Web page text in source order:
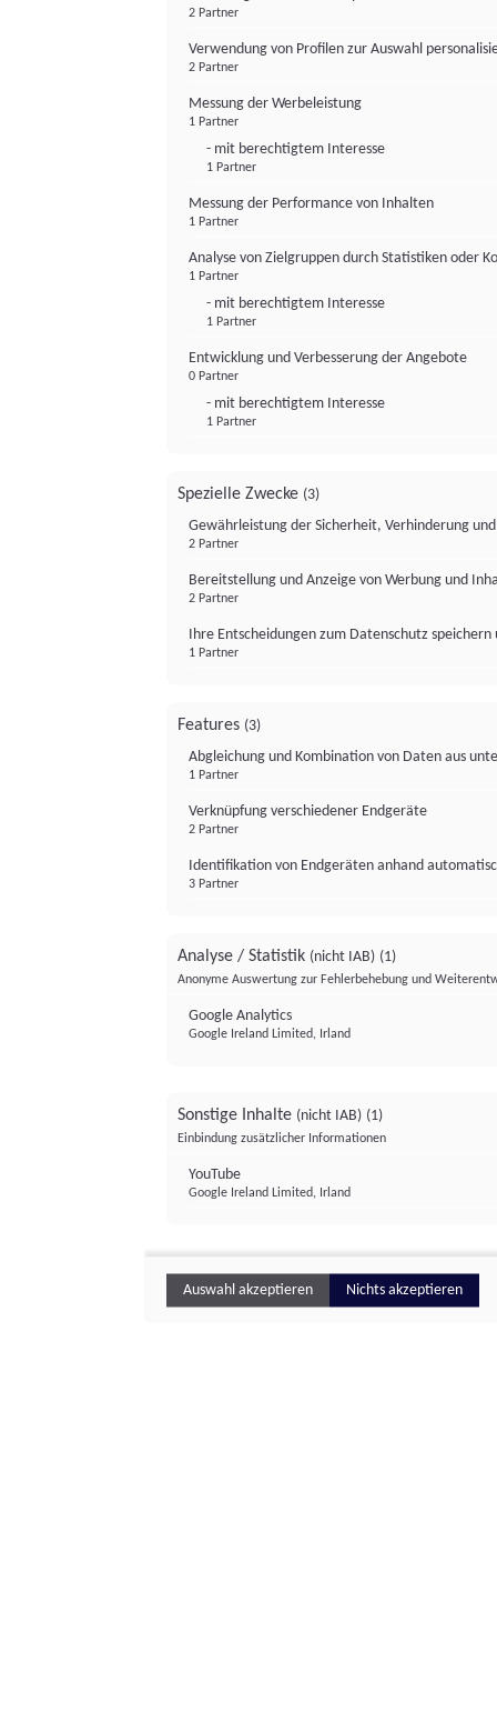
2 Partner
Verwendung von Profilen zur Auswahl
2 Partner
Messung der Werbeleistung
1 Partner
- mit berechtigtem Interesse
1 Partner
Messung der Performance von Inhalten
1 Partner
Analyse von Zielgruppen durch Statistiken oder
1 Partner
- mit berechtigtem Interesse
1 Partner
Entwicklung und Verbesserung der Angebote
0 Partner
- mit berechtigtem Interesse
1 Partner
Spezielle Zwecke (3)
Gewährleistung der Sicherheit, Verhinderung
2 Partner
Bereitstellung und Anzeige von Werbung und
2 Partner
Ihre Entscheidungen zum Datenschutz
1 Partner
Features (3)
Abgleichung und Kombination von Daten aus
1 Partner
Verknüpfung verschiedener Endgeräte
2 Partner
Identifikation von Endgeräten anhand
3 Partner
Analyse / Statistik (nicht IAB) (1)
Anonyme Auswertung zur Fehlerbehebung und
Google Analytics
Google Ireland Limited, Irland
Sonstige Inhalte (nicht IAB) (1)
Einbindung zusätzlicher Informationen
YouTube
Google Ireland Limited, Irland
Auswahl akzeptieren Nichts akzeptieren